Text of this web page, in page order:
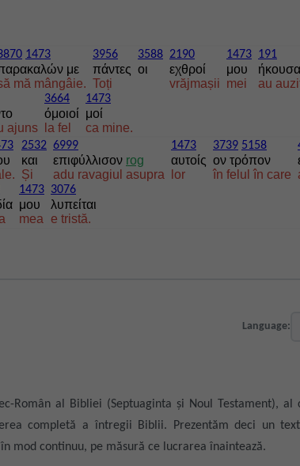
1473
με
mă mângâie.
3956
πάντες
Toți
3588
οι
2190
εχθροί
vrăjmașii
1473
μου
mei
191
au
ajuns
3664
όμοιοί
la fel
1473
μοί
ca mine.
2532
και
Și
6999
επιφύλλισον rog
adu ravagiul asupra
1473
αυτοίς
lor
3739 5158
ον τρόπον
în felul în care
1473
μου
mea
3076
λυπείται
e tristă.
Language:
Român al Bibliei (Septuaginta și Noul Testament),
completă a întregii Biblii. Prezentăm deci un
mod continuu, pe măsură ce lucrarea înaintează.